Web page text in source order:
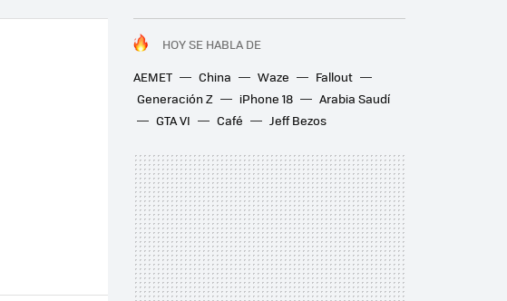
HOY SE HABLA DE
AEMET
China Waze
Fallout
Generación Z
iPhone 18
Arabia Saudí
GTA VI
Café Jeff Bezos